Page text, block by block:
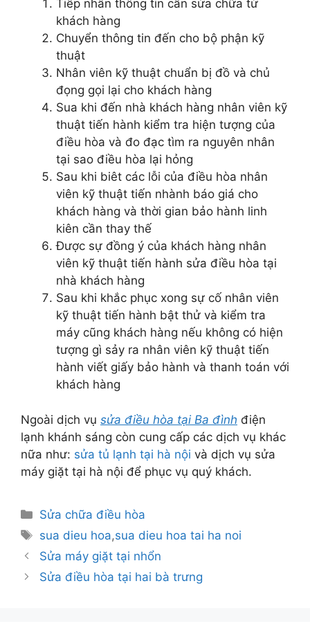
Tiếp nhân thông tin cần sửa chữa từ
khách hàng
Chuyển thông tin đến cho bộ phận kỹ
thuật
Nhân viên kỹ thuật chuẩn bị đồ và chủ
đọng gọi lại cho khách hàng
Sua khi đến nhà khách hàng nhân viên kỹ
thuật tiến hành kiểm tra hiện tượng của
điều hòa và đo đạc tìm ra nguyên nhân
tại sao điều hòa lại hỏng
Sau khi biêt các lỗi của điều hòa nhân
viên kỹ thuật tiến nhành báo giá cho
khách hàng và thời gian bảo hành linh
kiên cần thay thế
Được sự đồng ý của khách hàng nhân
viên kỹ thuật tiến hành sửa điều hòa tại
nhà khách hàng
Sau khi khắc phục xong sự cố nhân viên
kỹ thuật tiến hành bật thử và kiểm tra
máy cũng khách hàng nếu không có hiện
tượng gì sảy ra nhân viên kỹ thuật tiến
hành viết giấy bảo hành và thanh toán với
khách hàng
Ngoài dịch vụ sửa điều hòa tại Ba đình điện
lạnh khánh sáng còn cung cấp các dịch vụ khác
nữa như: sửa tủ lạnh tại hà nội và dịch vụ sửa
máy giặt tại hà nội để phục vụ quý khách.
Danh
Sửa chữa điều hòa
Thẻ
sua dieu hoa,sua dieu hoa tai ha noi
Sửa máy giặt tại nhổn
Sửa điều hòa tại hai bà trưng